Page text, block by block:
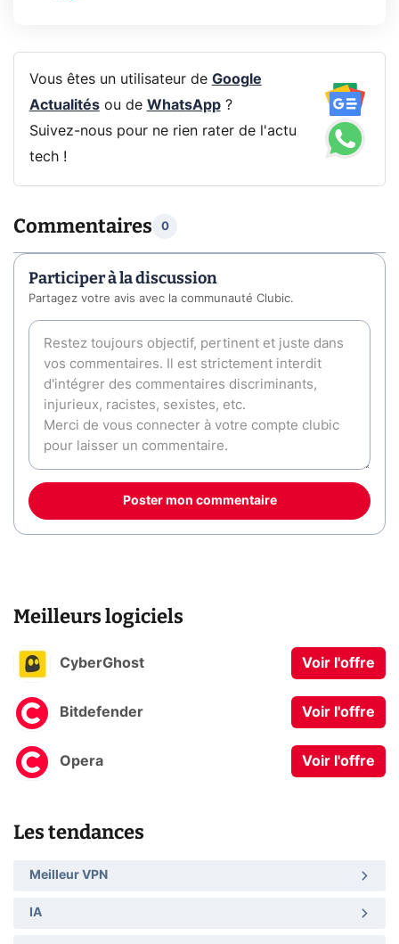
Vous êtes un utilisateur de Google
Actualitésou de WhatsApp?
Suivez-nous pour ne rien rater de l'actu
tech !
Commentaires 0
Participer à la discussion
Partagez votre avis avec la communauté Clubic.
Poster mon commentaire
Meilleurs logiciels
CyberGhost Voir l'offre
Bitdefender Voir l'offre
Opera Voir l'offre
Les tendances
Meilleur VPN
IA